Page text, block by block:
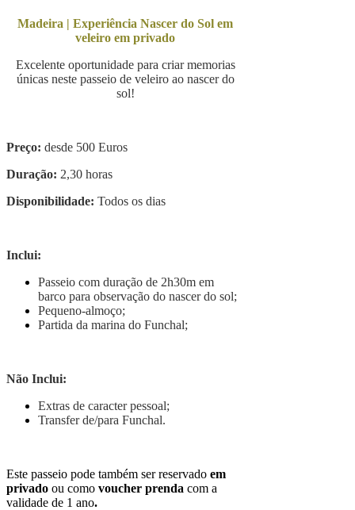
Madeira | Experiência Nascer do Sol em
veleiro em privado
Excelente oportunidade para criar memorias
únicas neste passeio de veleiro ao nascer do
sol!
Preço: desde 500 Euros
Duração: 2,30 horas
Disponibilidade: Todos os dias
Inclui:
Passeio com duração de 2h30m em
barco para observação do nascer do sol;
Pequeno-almoço;
Partida da marina do Funchal;
Não Inclui:
Extras de caracter pessoal;
Transfer de/para Funchal.
Este passeio pode também ser reservado em
privado ou como voucher prenda com a
validade de 1 ano.